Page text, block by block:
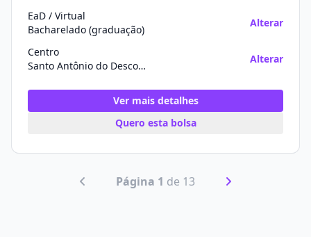
EaD / Virtual
Bacharelado (graduação)
Alterar
Centro
Santo Antônio do Descoberto/GO
Alterar
Ver mais detalhes
Quero esta bolsa
Página 1 de 13